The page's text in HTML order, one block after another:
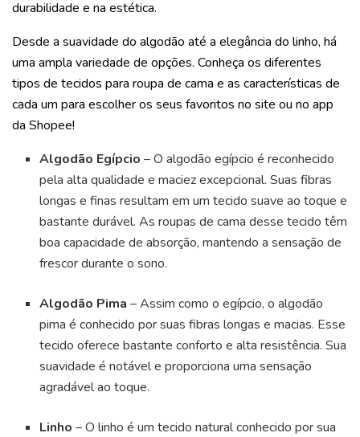
durabilidade e na estética.
Desde a suavidade do algodão até a elegância do linho, há
uma ampla variedade de opções. Conheça os diferentes
tipos de tecidos para roupa de cama e as características de
cada um para escolher os seus favoritos no site ou no app
da Shopee!
Algodão Egípcio – O algodão egípcio é reconhecido
pela alta qualidade e maciez excepcional. Suas fibras
longas e finas resultam em um tecido suave ao toque e
bastante durável. As roupas de cama desse tecido têm
boa capacidade de absorção, mantendo a sensação de
frescor durante o sono.
Algodão Pima – Assim como o egípcio, o algodão
pima é conhecido por suas fibras longas e macias. Esse
tecido oferece bastante conforto e alta resistência. Sua
suavidade é notável e proporciona uma sensação
agradável ao toque.
Linho – O linho é um tecido natural conhecido por sua